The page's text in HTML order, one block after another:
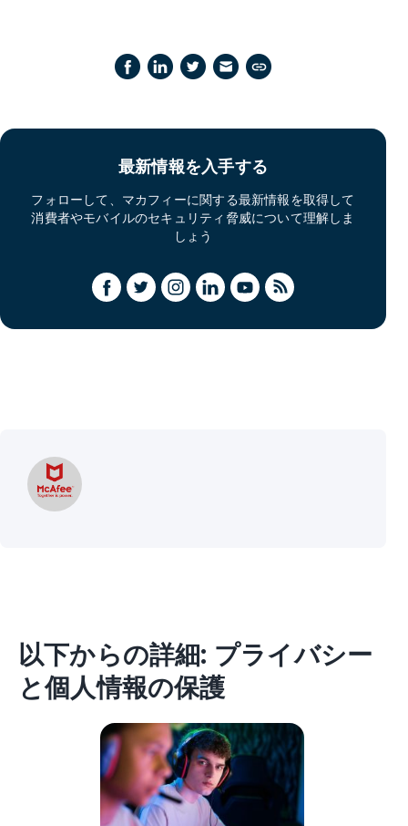
最新情報を入手する
フォローして、マカフィーに関する最新情報を取得して
消費者やモバイルのセキュリティ脅威について理解しま
しょう
以下からの詳細: プライバシー
と個人情報の保護